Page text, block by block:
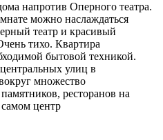
напротив Оперного театра.
можно наслаждаться
театр и красивый
тихо. Квартира
бытовой техникой.
улиц в
множество
ресторанов на
центр